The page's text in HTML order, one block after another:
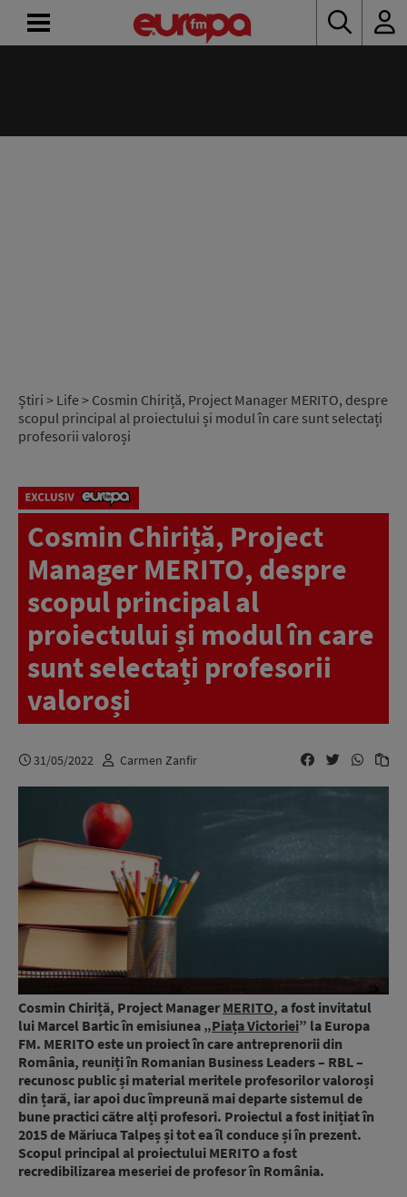
Știri > Life> Cosmin Chiriță, Project Manager MERITO, despre
scopul principal al proiectului și modul în care sunt selectați
profesorii valoroși
Cosmin Chiriță, Project
Manager MERITO, despre
scopul principal al
proiectului și modul în care
sunt selectați profesorii
valoroși
31/05/2022 Carmen Zanfir
Cosmin Chiriță, Project ManagerMERITO, a fost invitatul
lui Marcel Bartic în emisiunea „Piața Victoriei” la Europa
FM. MERITO este un proiect în care antreprenorii din
România, reuniți în Romanian Business Leaders – RBL –
recunosc public și material meritele profesorilor valoroși
din țară, iar apoi duc împreună mai departe sistemul de
bune practici către alți profesori. Proiectul a fost inițiat în
2015 de Măriuca Talpeș și tot ea îl conduce și în prezent.
Scopul principal al proiectului MERITO a fost
recredibilizarea meseriei de profesor în România.